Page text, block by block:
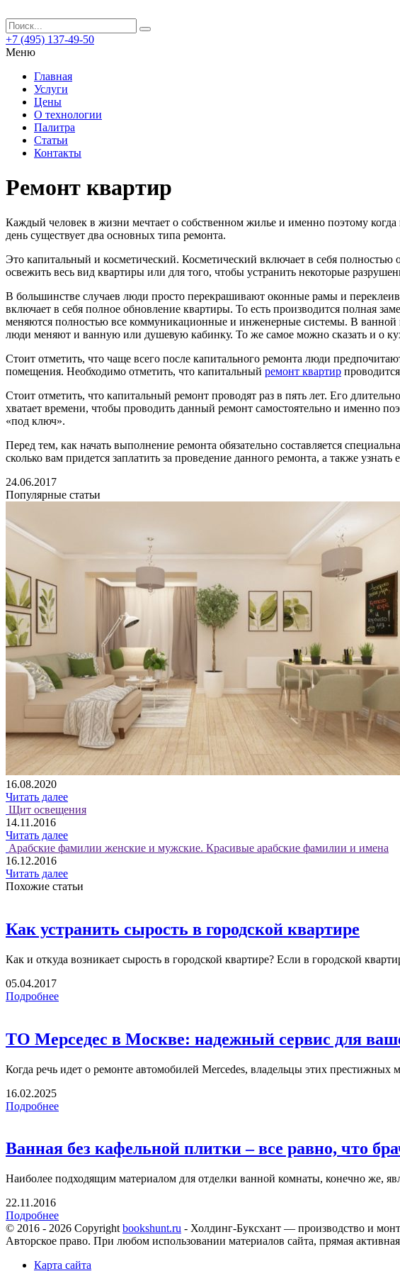
+7 (495) 137-49-50
Меню
Главная
Услуги
Цены
О технологии
Палитра
Статьи
Контакты
Ремонт квартир
Каждый человек в жизни мечтает о собственном жилье и именно поэтому
день существует два основных типа ремонта.
Это капитальный и косметический. Косметический включает в себя
освежить весь вид квартиры или для того, чтобы устранить некоторые
В большинстве случаев люди просто перекрашивают оконные рамы и
включает в себя полное обновление квартиры. То есть производится полная
меняются полностью все коммуникационные и инженерные системы. В ванной
люди меняют и ванную или душевую кабинку. То же самое можно сказать и о
Стоит отметить, что чаще всего после капитального ремонта люди
помещения. Необходимо отметить, что капитальный ремонт квартир
Стоит отметить, что капитальный ремонт проводят раз в пять лет. Его
хватает времени, чтобы проводить данный ремонт самостоятельно и именно
«под ключ».
Перед тем, как начать выполнение ремонта обязательно составляется
сколько вам придется заплатить за проведение данного ремонта, а также узнать
24.06.2017
Популярные статьи
16.08.2020
Читать далее
Щит освещения
14.11.2016
Читать далее
Арабские фамилии женские и мужские. Красивые арабские фамилии и имена
16.12.2016
Читать далее
Похожие статьи
Как устранить сырость в городской квартире
Как и откуда возникает сырость в городской квартире? Если в городской
05.04.2017
Подробнее
ТО Мерседес в Москве: надежный сервис для
Когда речь идет о ремонте автомобилей Mercedes, владельцы этих
16.02.2025
Подробнее
Ванная без кафельной плитки – все равно, что
Наиболее подходящим материалом для отделки ванной комнаты, конечно же,
22.11.2016
Подробнее
© 2016 - 2026 Copyright bookshunt.ru - Холдинг-Буксхант — производство и
Авторское право. При любом использовании материалов сайта, прямая
Карта сайта